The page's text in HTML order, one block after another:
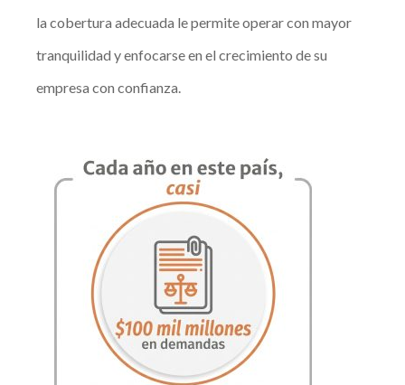
la cobertura adecuada le permite operar con mayor
tranquilidad y enfocarse en el crecimiento de su
empresa con confianza.